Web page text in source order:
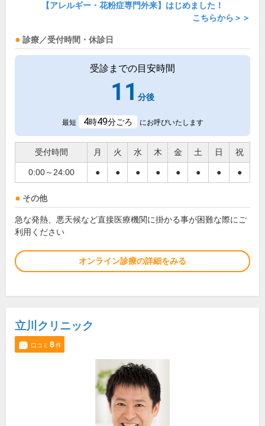
【アレルギー・花粉症専門外来】はじめました！
こちらから＞＞
診療／受付時間・休診日
受診までの目安時間
11 分後
最短 4時49分ごろ にお呼びいたします
受付時間 月 火 水 木 金 土 日 祝
0:00～24:00 ● ● ● ● ● ● ● ●
その他
急な発熱、悪天候など直接医療機関に掛かる事が困難な際にご
利用ください
オンライン診療の詳細をみる
立川クリニック
口コミ 8件